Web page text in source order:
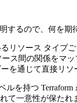
するので、何を期
リソース タイプ
間の関係をマッ
を通じて直接リソ
ルを持つ Terraform
て一意性が保た